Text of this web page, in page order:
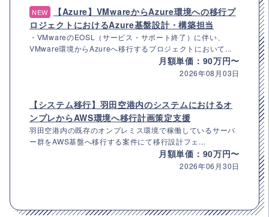
NEW
【Azure】VMwareからAzure環境への移行プ
ロジェクトにおけるAzure基盤設計・構築担当
・VMwareのEOSL（サービス・サポート終了）に伴い、
VMware環境からAzureへ移行するプロジェクトにおいて...
月額単価：90万円〜
2026年08月03日
【システム移行】羽田空港内のシステムにおけるオ
ンプレからAWS環境へ移行計画策定支援
羽田空港内の既存のオンプレミス環境で稼働しているサーバ
ー群をAWS基盤へ移行する案件にて移行設計フェ...
月額単価：90万円〜
2026年06月30日